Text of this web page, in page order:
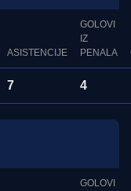
ASISTENCIJE
GOLOVI
IZ
PENALA
7 4
GOLOVI